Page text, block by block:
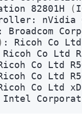
82801H (
nVidia
Broadcom
: Ricoh Co Ltd
Ricoh Co Ltd
Co Ltd
Co Ltd
Co Ltd
Intel